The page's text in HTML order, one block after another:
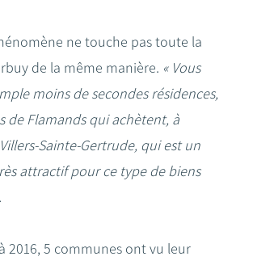
ne touche pas toute la
de la même manière. « Vous
moins de secondes résidences,
de Flamands qui achètent, à
Sainte-Gertrude, qui est un
attractif pour ce type de biens
à 2016, 5 communes ont vu leur